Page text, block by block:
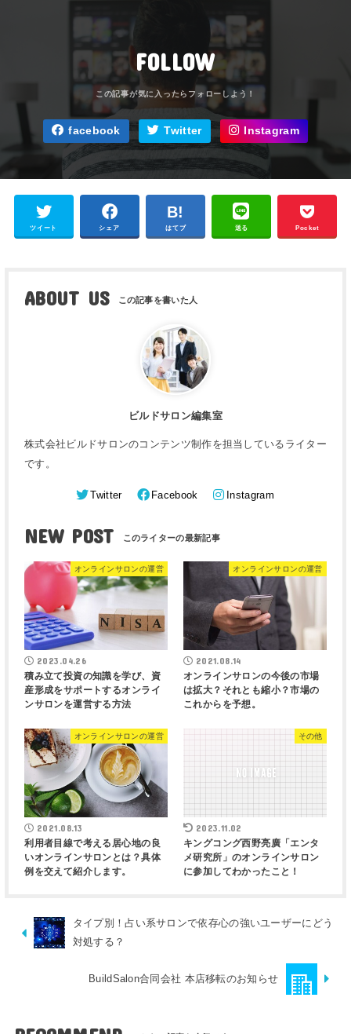
FOLLOW
facebook Twitter Instagram
ツイート シェア はてブ 送る Pocket
ABOUT US
ビルドサロン編集室
株式会社ビルドサロンのコンテンツ制作を担当しているライター
です。
Twitter Facebook Instagram
NEW POST
オンラインサロンの運営
2023.04.26
積み立て投資の知識を学び、資
産形成をサポートするオンライ
ンサロンを運営する方法
オンラインサロンの運営
2021.08.14
オンラインサロンの今後の市場
は拡大？それとも縮小？市場の
これからを予想。
オンラインサロンの運営
2021.08.13
利用者目線で考える居心地の良
いオンラインサロンとは？具体
例を交えて紹介します。
その他
2023.11.02
キングコング西野亮廣「エンタ
メ研究所」のオンラインサロン
に参加してわかったこと！
タイプ別！占い系サロンで依存心の強いユーザーにどう
対処する？
BuildSalon合同会社 本店移転のお知らせ